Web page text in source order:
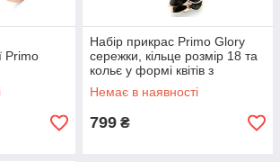
Primo
Набір прикрас Primo Glory
сережки, кільце розмір 18 та
кольє у формі квітів з
чорними пелюстками та
кристалами – Gold&Black
Немає в наявності
799 ₴